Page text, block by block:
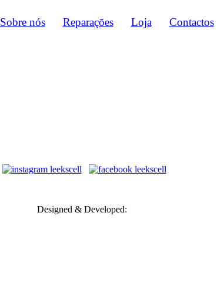
Sobre nós Reparações Loja Contactos
Designed & Developed: